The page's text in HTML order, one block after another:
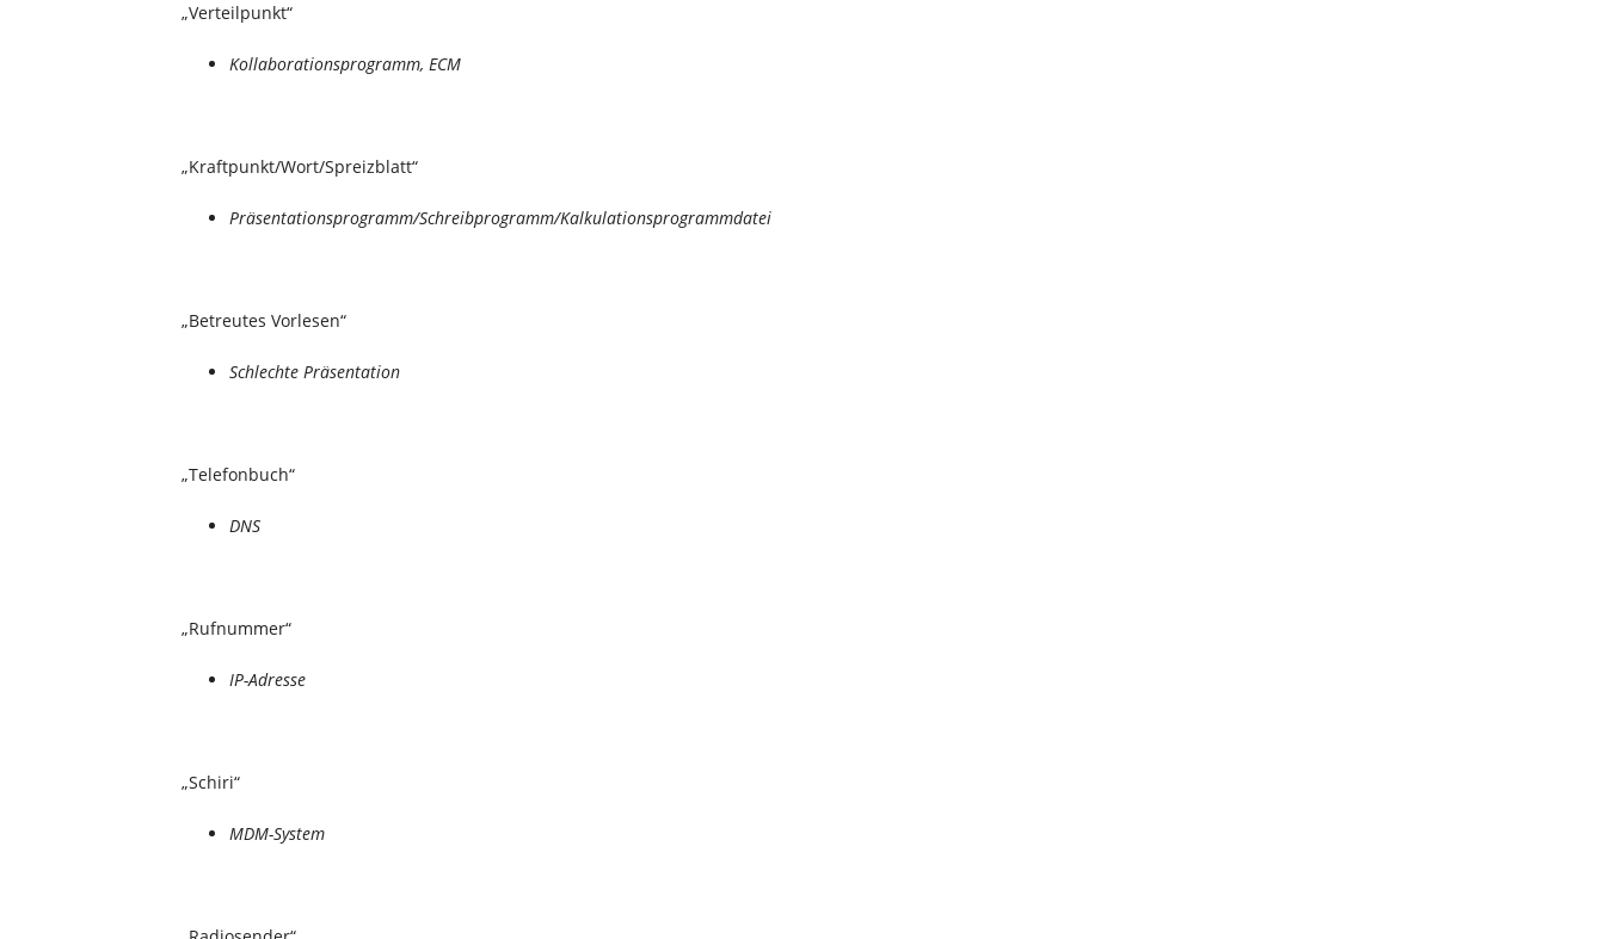
„Verteilpunkt“
Kollaborationsprogramm, ECM
„Kraftpunkt/Wort/Spreizblatt“
Präsentationsprogramm/Schreibprogramm/Kalkulationsprogrammdatei
„Betreutes Vorlesen“
Schlechte Präsentation
„Telefonbuch“
DNS
„Rufnummer“
IP-Adresse
„Schiri“
MDM-System